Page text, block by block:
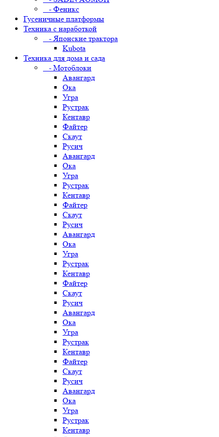
- Феникс
Гусеничные платформы
Техника с наработкой
- Японские трактора
Kubota
Техника для дома и сада
- Мотоблоки
Авангард
Ока
Угра
Рустрак
Кентавр
Файтер
Скаут
Русич
Авангард
Ока
Угра
Рустрак
Кентавр
Файтер
Скаут
Русич
Авангард
Ока
Угра
Рустрак
Кентавр
Файтер
Скаут
Русич
Авангард
Ока
Угра
Рустрак
Кентавр
Файтер
Скаут
Русич
Авангард
Ока
Угра
Рустрак
Кентавр